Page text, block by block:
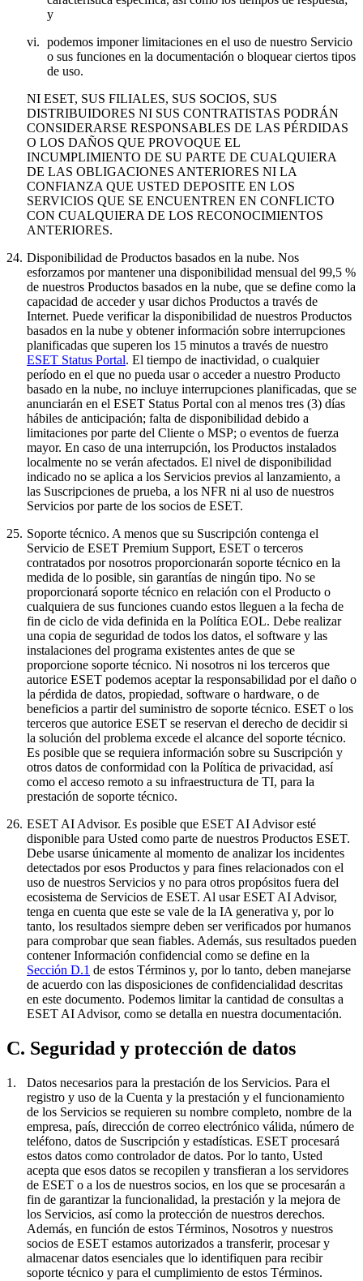
y
vi. podemos imponer limitaciones en el uso de nuestro Servicio
o sus funciones en la documentación o bloquear ciertos tipos
de uso.
NI ESET, SUS FILIALES, SUS SOCIOS, SUS
DISTRIBUIDORES NI SUS CONTRATISTAS PODRÁN
CONSIDERARSE RESPONSABLES DE LAS PÉRDIDAS
O LOS DAÑOS QUE PROVOQUE EL
INCUMPLIMIENTO DE SU PARTE DE CUALQUIERA
DE LAS OBLIGACIONES ANTERIORES NI LA
CONFIANZA QUE USTED DEPOSITE EN LOS
SERVICIOS QUE SE ENCUENTREN EN CONFLICTO
CON CUALQUIERA DE LOS RECONOCIMIENTOS
ANTERIORES.
24. Disponibilidad de Productos basados en la nube. Nos
esforzamos por mantener una disponibilidad mensual del 99,5 %
de nuestros Productos basados en la nube, que se define como la
capacidad de acceder y usar dichos Productos a través de
Internet. Puede verificar la disponibilidad de nuestros Productos
basados en la nube y obtener información sobre interrupciones
planificadas que superen los 15 minutos a través de nuestro
ESET Status Portal. El tiempo de inactividad, o cualquier
período en el que no pueda usar o acceder a nuestro Producto
basado en la nube, no incluye interrupciones planificadas, que se
anunciarán en el ESET Status Portal con al menos tres (3) días
hábiles de anticipación; falta de disponibilidad debido a
limitaciones por parte del Cliente o MSP; o eventos de fuerza
mayor. En caso de una interrupción, los Productos instalados
localmente no se verán afectados. El nivel de disponibilidad
indicado no se aplica a los Servicios previos al lanzamiento, a
las Suscripciones de prueba, a los NFR ni al uso de nuestros
Servicios por parte de los socios de ESET.
25. Soporte técnico. A menos que su Suscripción contenga el
Servicio de ESET Premium Support, ESET o terceros
contratados por nosotros proporcionarán soporte técnico en la
medida de lo posible, sin garantías de ningún tipo. No se
proporcionará soporte técnico en relación con el Producto o
cualquiera de sus funciones cuando estos lleguen a la fecha de
fin de ciclo de vida definida en la Política EOL. Debe realizar
una copia de seguridad de todos los datos, el software y las
instalaciones del programa existentes antes de que se
proporcione soporte técnico. Ni nosotros ni los terceros que
autorice ESET podemos aceptar la responsabilidad por el daño o
la pérdida de datos, propiedad, software o hardware, o de
beneficios a partir del suministro de soporte técnico. ESET o los
terceros que autorice ESET se reservan el derecho de decidir si
la solución del problema excede el alcance del soporte técnico.
Es posible que se requiera información sobre su Suscripción y
otros datos de conformidad con la Política de privacidad, así
como el acceso remoto a su infraestructura de TI, para la
prestación de soporte técnico.
26. ESET AI Advisor. Es posible que ESET AI Advisor esté
disponible para Usted como parte de nuestros Productos ESET.
Debe usarse únicamente al momento de analizar los incidentes
detectados por esos Productos y para fines relacionados con el
uso de nuestros Servicios y no para otros propósitos fuera del
ecosistema de Servicios de ESET. Al usar ESET AI Advisor,
tenga en cuenta que este se vale de la IA generativa y, por lo
tanto, los resultados siempre deben ser verificados por humanos
para comprobar que sean fiables. Además, sus resultados pueden
contener Información confidencial como se define en la
Sección D.1 de estos Términos y, por lo tanto, deben manejarse
de acuerdo con las disposiciones de confidencialidad descritas
en este documento. Podemos limitar la cantidad de consultas a
ESET AI Advisor, como se detalla en nuestra documentación.
C. Seguridad y protección de datos
1. Datos necesarios para la prestación de los Servicios. Para el
registro y uso de la Cuenta y la prestación y el funcionamiento
de los Servicios se requieren su nombre completo, nombre de la
empresa, país, dirección de correo electrónico válida, número de
teléfono, datos de Suscripción y estadísticas. ESET procesará
estos datos como controlador de datos. Por lo tanto, Usted
acepta que esos datos se recopilen y transfieran a los servidores
de ESET o a los de nuestros socios, en los que se procesarán a
fin de garantizar la funcionalidad, la prestación y la mejora de
los Servicios, así como la protección de nuestros derechos.
Además, en función de estos Términos, Nosotros y nuestros
socios de ESET estamos autorizados a transferir, procesar y
almacenar datos esenciales que lo identifiquen para recibir
soporte técnico y para el cumplimiento de estos Términos.